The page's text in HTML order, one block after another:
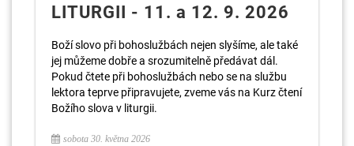
LITURGII - 11. a 12. 9. 2026
Boží slovo při bohoslužbách nejen slyšíme, ale také
jej můžeme dobře a srozumitelně předávat dál.
Pokud čtete při bohoslužbách nebo se na službu
lektora teprve připravujete, zveme vás na Kurz čtení
Božího slova v liturgii.
sobota 30. května 2026